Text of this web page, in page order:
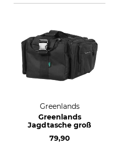
Greenlands
Greenlands
Jagdtasche groß
79,90